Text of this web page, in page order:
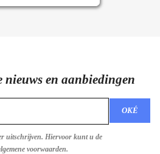
nieuws en aanbiedingen
uitschrijven. Hiervoor kunt u de
voorwaarden.